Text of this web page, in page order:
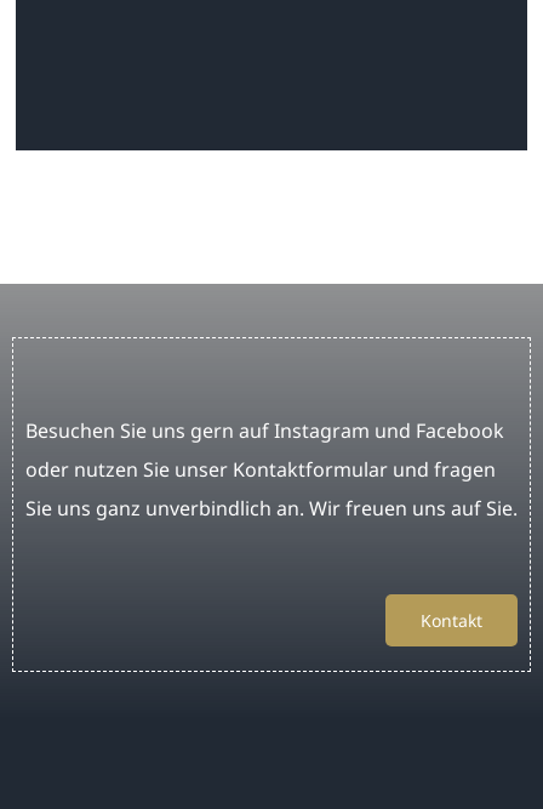
Besuchen Sie uns gern auf Instagram und Facebook
oder nutzen Sie unser Kontaktformular und fragen
Sie uns ganz unverbindlich an. Wir freuen uns auf Sie.
Kontakt